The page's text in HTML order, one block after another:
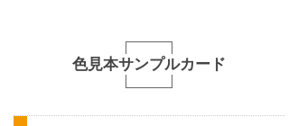
色見本サンプルカード